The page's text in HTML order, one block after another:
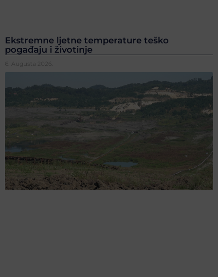
Ekstremne ljetne temperature teško
pogađaju i životinje
6. Augusta 2026.